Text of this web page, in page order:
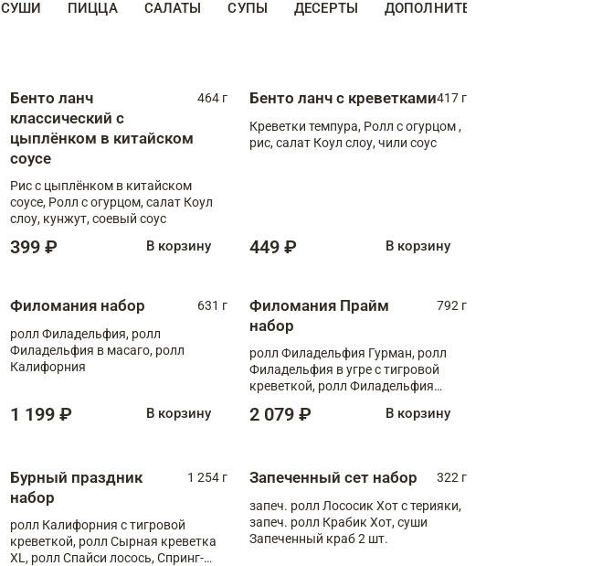
СУШИ ПИЦЦА САЛАТЫ СУПЫ ДЕСЕРТЫ ДОПОЛНИТЕЛЬНО
Бенто ланч
классический с
цыплёнком в китайском
соусе
464 г
Рис с цыплёнком в китайском
соусе, Ролл с огурцом, салат Коул
слоу, кунжут, соевый соус
399 ₽ В корзину
Бенто ланч с креветками417 г
Креветки темпура, Ролл с огурцом ,
рис, салат Коул слоу, чили соус
449 ₽ В корзину
Филомания набор
631 г
ролл Филадельфия, ролл
Филадельфия в масаго, ролл
Калифорния
1 199 ₽ В корзину
Филомания Прайм
набор
792 г
ролл Филадельфия Гурман, ролл
Филадельфия в угре с тигровой
креветкой, ролл Филадельфия
2 079 ₽ В корзину
Бурный праздник
набор
1 254 г
ролл Калифорния с тигровой
креветкой, ролл Сырная креветка
XL, ролл Спайси лосось, Спринг-
Запеченный сет набор
322 г
запеч. ролл Лососик Хот с терияки,
запеч. ролл Крабик Хот, суши
Запеченный краб 2 шт.